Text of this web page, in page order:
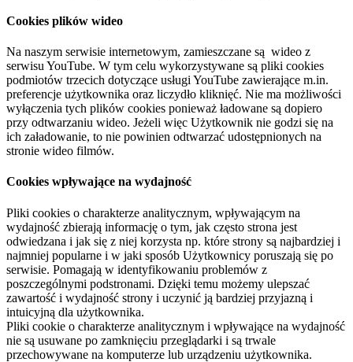
Cookies plików wideo
Na naszym serwisie internetowym, zamieszczane są wideo z
serwisu YouTube. W tym celu wykorzystywane są pliki cookies
podmiotów trzecich dotyczące usługi YouTube zawierające m.in.
preferencje użytkownika oraz liczydło kliknięć. Nie ma możliwości
wyłączenia tych plików cookies ponieważ ładowane są dopiero
przy odtwarzaniu wideo. Jeżeli więc Użytkownik nie godzi się na
ich załadowanie, to nie powinien odtwarzać udostępnionych na
stronie wideo filmów.
Cookies wpływające na wydajność
Pliki cookies o charakterze analitycznym, wpływającym na
wydajność zbierają informację o tym, jak często strona jest
odwiedzana i jak się z niej korzysta np. które strony są najbardziej i
najmniej popularne i w jaki sposób Użytkownicy poruszają się po
serwisie. Pomagają w identyfikowaniu problemów z
poszczególnymi podstronami. Dzięki temu możemy ulepszać
zawartość i wydajność strony i uczynić ją bardziej przyjazną i
intuicyjną dla użytkownika.
Pliki cookie o charakterze analitycznym i wpływające na wydajność
nie są usuwane po zamknięciu przeglądarki i są trwale
przechowywane na komputerze lub urządzeniu użytkownika.